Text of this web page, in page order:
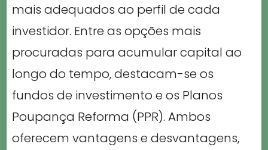
mais adequados ao perfil de cada
investidor. Entre as opções mais
procuradas para acumular capital ao
longo do tempo, destacam-se os
fundos de investimento e os Planos
Poupança Reforma (PPR). Ambos
oferecem vantagens e desvantagens,